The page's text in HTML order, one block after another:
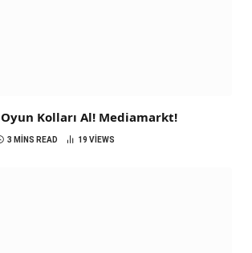
Kolları Al! Mediamarkt!
3 MINS READ 19 VIEWS